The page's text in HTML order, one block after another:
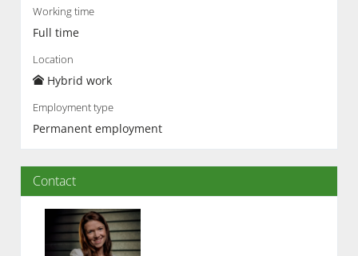
Working time
Full time
Location
Hybrid work
Employment type
Permanent employment
Contact